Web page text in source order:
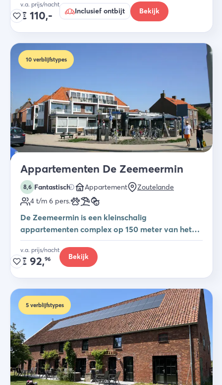
v.a. prijs/nacht
€ 110,- Inclusief ontbijt Bekijk
10 verblijfstypes
Appartementen De Zeemeermin
8,6 Fantastisch Appartement
Zoutelande
4 t/m 6 pers.
De Zeemeermin is een kleinschalig
appartementen complex op 150 meter van het
strand in Zoutelande
v.a. prijs/nacht
€ 92,96 Bekijk
5 verblijfstypes